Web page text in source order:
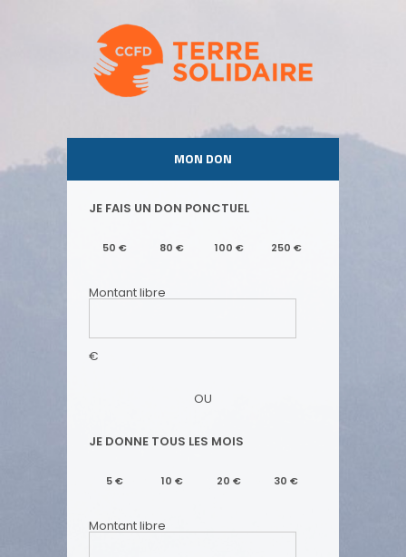
Solidaire
MON DON
JE FAIS UN DON PONCTUEL
50 € 80 € 100 € 250 €
Montant libre
€
OU
JE DONNE TOUS LES MOIS
5 € 10 € 20 € 30 €
Montant libre